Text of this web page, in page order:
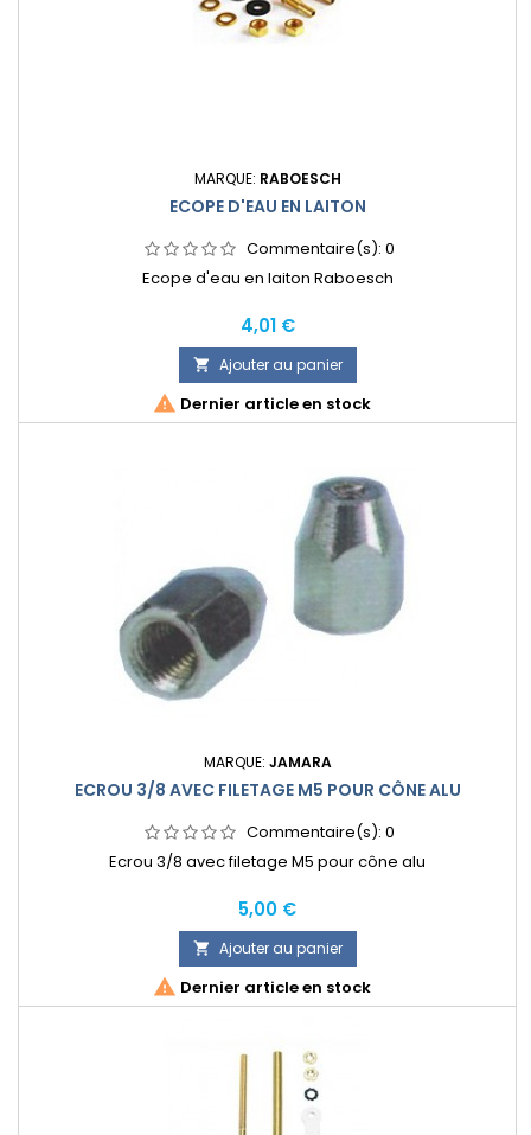
MARQUE: RABOESCH
ECOPE D'EAU EN LAITON
Commentaire(s): 0
Ecope d'eau en laiton Raboesch
Prix
4,01 €
 Ajouter au panier
 Dernier article en stock
MARQUE: JAMARA
ECROU 3/8 AVEC FILETAGE M5 POUR CÔNE ALU
Commentaire(s): 0
Ecrou 3/8 avec filetage M5 pour cône alu
Prix
5,00 €
 Ajouter au panier
 Dernier article en stock